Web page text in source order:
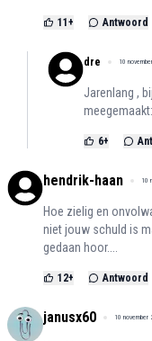
11 + Antwoord
dre 10
Jarenlang ,
6+
hendrik-haan 10
Hoe zielig en
niet jouw schuld is
gedaan hoor....
12+ Antwoord
janusx60 10